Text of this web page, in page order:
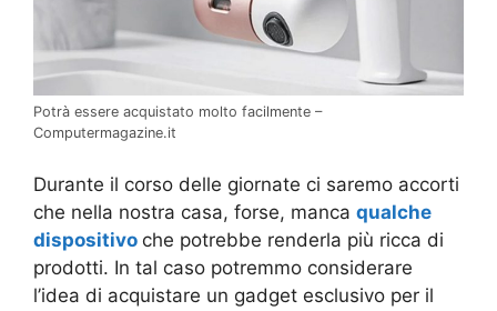
Potrà essere acquistato molto facilmente –
Computermagazine.it
Durante il corso delle giornate ci saremo accorti
che nella nostra casa, forse, manca qualche
dispositivo che potrebbe renderla più ricca di
prodotti. In tal caso potremmo considerare
l’idea di acquistare un gadget esclusivo per il